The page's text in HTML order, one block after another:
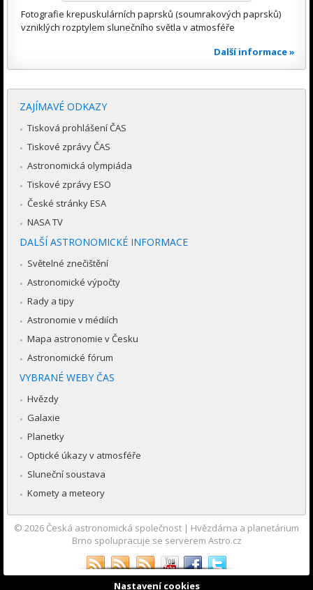
Fotografie krepuskulárních paprsků (soumrakových paprsků)
vzniklých rozptylem slunečního světla v atmosféře
Další informace »
ZAJÍMAVÉ ODKAZY
Tisková prohlášení ČAS
Tiskové zprávy ČAS
Astronomická olympiáda
Tiskové zprávy ESO
České stránky ESA
NASA TV
DALŠÍ ASTRONOMICKÉ INFORMACE
Světelné znečištění
Astronomické výpočty
Rady a tipy
Astronomie v médiích
Mapa astronomie v Česku
Astronomické fórum
VYBRANÉ WEBY ČAS
Hvězdy
Galaxie
Planetky
Optické úkazy v atmosféře
Sluneční soustava
Komety a meteory
© 2026 Česká astronomická společnost | Hvězdárna a planetárium
Brno spolupracuje se serverem Astro.cz
Nastavení cookies